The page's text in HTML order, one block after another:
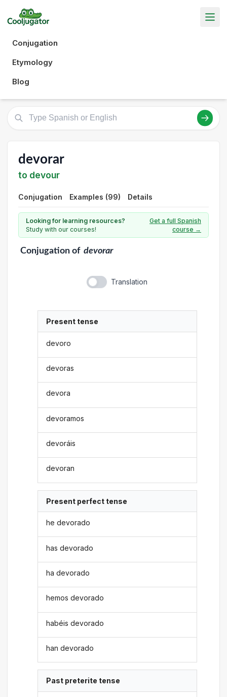
Conjugation
Etymology
Blog
devorar
to devour
Conjugation Examples (99) Details
Looking for learning resources?
Study with our courses!
Get a full Spanish
course →
Conjugationof devorar
Translation
Present tense
devoro
devoras
devora
devoramos
devoráis
devoran
Present perfect tense
he devorado
has devorado
ha devorado
hemos devorado
habéis devorado
han devorado
Past preterite tense